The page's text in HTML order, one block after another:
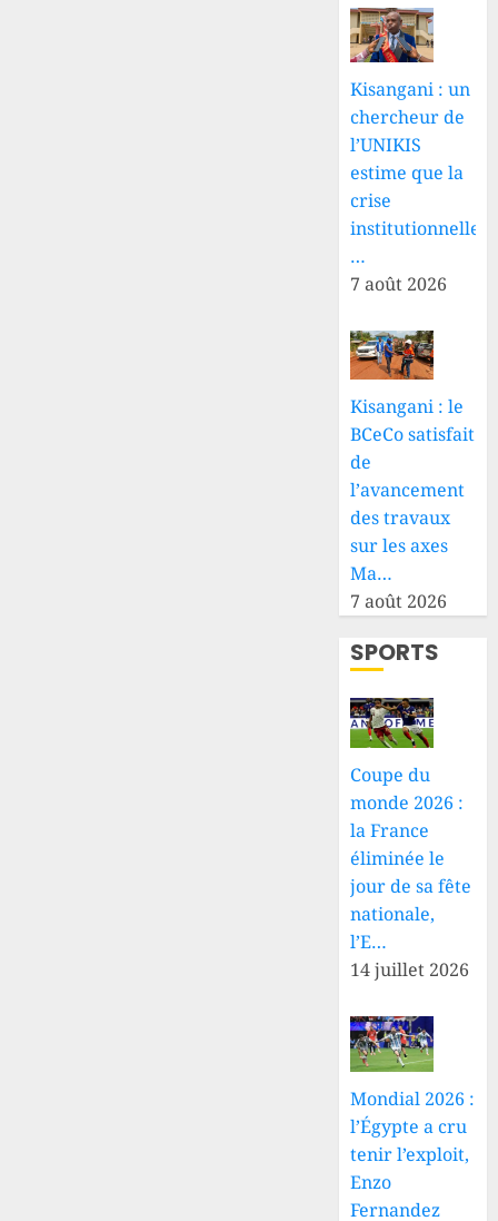
Kisangani : un
chercheur de
l’UNIKIS
estime que la
crise
institutionnelle
…
7 août 2026
Kisangani : le
BCeCo satisfait
de
l’avancement
des travaux
sur les axes
Ma…
7 août 2026
SPORTS
Coupe du
monde 2026 :
la France
éliminée le
jour de sa fête
nationale,
l’E…
14 juillet 2026
Mondial 2026 :
l’Égypte a cru
tenir l’exploit,
Enzo
Fernandez